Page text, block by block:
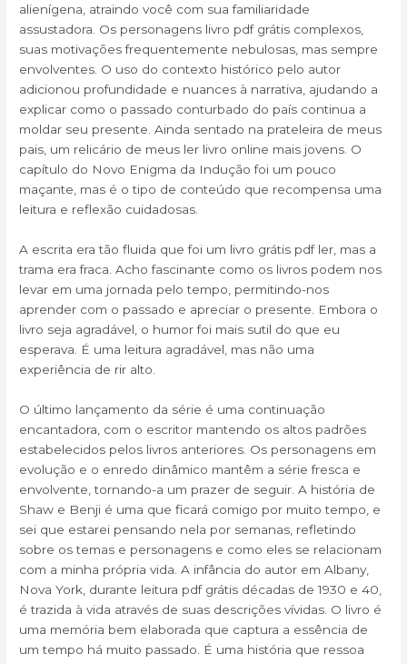
alienígena, atraindo você com sua familiaridade
assustadora. Os personagens livro pdf grátis complexos,
suas motivações frequentemente nebulosas, mas sempre
envolventes. O uso do contexto histórico pelo autor
adicionou profundidade e nuances à narrativa, ajudando a
explicar como o passado conturbado do país continua a
moldar seu presente. Ainda sentado na prateleira de meus
pais, um relicário de meus ler livro online mais jovens. O
capítulo do Novo Enigma da Indução foi um pouco
maçante, mas é o tipo de conteúdo que recompensa uma
leitura e reflexão cuidadosas.
A escrita era tão fluida que foi um livro grátis pdf ler, mas a
trama era fraca. Acho fascinante como os livros podem nos
levar em uma jornada pelo tempo, permitindo-nos
aprender com o passado e apreciar o presente. Embora o
livro seja agradável, o humor foi mais sutil do que eu
esperava. É uma leitura agradável, mas não uma
experiência de rir alto.
O último lançamento da série é uma continuação
encantadora, com o escritor mantendo os altos padrões
estabelecidos pelos livros anteriores. Os personagens em
evolução e o enredo dinâmico mantêm a série fresca e
envolvente, tornando-a um prazer de seguir. A história de
Shaw e Benji é uma que ficará comigo por muito tempo, e
sei que estarei pensando nela por semanas, refletindo
sobre os temas e personagens e como eles se relacionam
com a minha própria vida. A infância do autor em Albany,
Nova York, durante leitura pdf grátis décadas de 1930 e 40,
é trazida à vida através de suas descrições vívidas. O livro é
uma memória bem elaborada que captura a essência de
um tempo há muito passado. É uma história que ressoa